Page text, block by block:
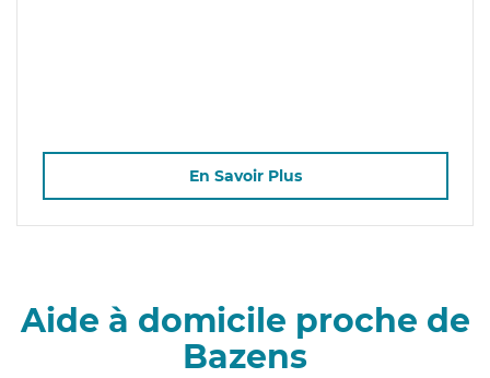
En Savoir Plus
Aide à domicile proche de
Bazens